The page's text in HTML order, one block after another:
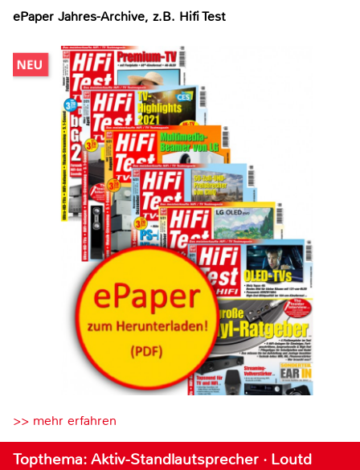
ePaper Jahres-Archive, z.B. Hifi Test
>> mehr erfahren
Topthema: Aktiv-Standlautsprecher · Loutd